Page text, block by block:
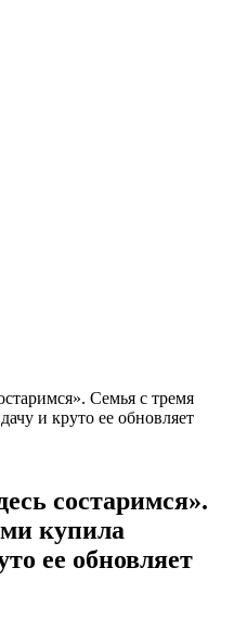
Семья с тремя
и круто ее обновляет
состаримся».
купила
ее обновляет